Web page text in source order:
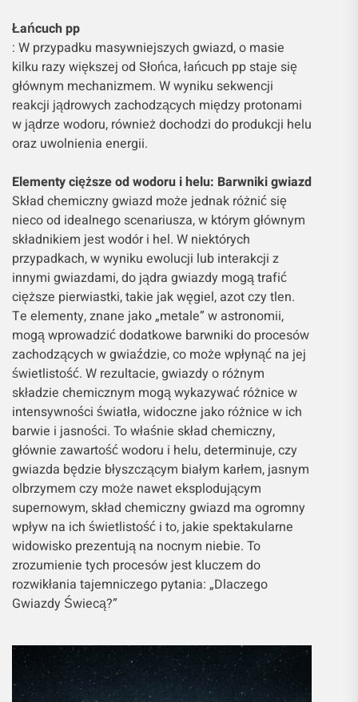
Łańcuch pp
: W przypadku masywniejszych gwiazd, o masie
kilku razy większej od Słońca, łańcuch pp staje się
głównym mechanizmem. W wyniku sekwencji
reakcji jądrowych zachodzących między protonami
w jądrze wodoru, również dochodzi do produkcji helu
oraz uwolnienia energii.
Elementy cięższe od wodoru i helu: Barwniki gwiazd
Skład chemiczny gwiazd może jednak różnić się
nieco od idealnego scenariusza, w którym głównym
składnikiem jest wodór i hel. W niektórych
przypadkach, w wyniku ewolucji lub interakcji z
innymi gwiazdami, do jądra gwiazdy mogą trafić
cięższe pierwiastki, takie jak węgiel, azot czy tlen.
Te elementy, znane jako „metale” w astronomii,
mogą wprowadzić dodatkowe barwniki do procesów
zachodzących w gwiaździe, co może wpłynąć na jej
świetlistość. W rezultacie, gwiazdy o różnym
składzie chemicznym mogą wykazywać różnice w
intensywności światła, widoczne jako różnice w ich
barwie i jasności. To właśnie skład chemiczny,
głównie zawartość wodoru i helu, determinuje, czy
gwiazda będzie błyszczącym białym karłem, jasnym
olbrzymem czy może nawet eksplodującym
supernowym, skład chemiczny gwiazd ma ogromny
wpływ na ich świetlistość i to, jakie spektakularne
widowisko prezentują na nocnym niebie. To
zrozumienie tych procesów jest kluczem do
rozwikłania tajemniczego pytania: „Dlaczego
Gwiazdy Świecą?”